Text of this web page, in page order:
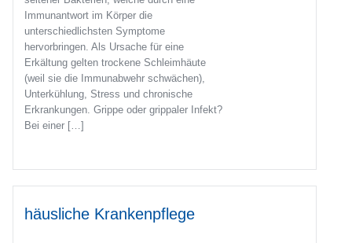
Immunantwort im Körper die
unterschiedlichsten Symptome
hervorbringen. Als Ursache für eine
Erkältung gelten trockene Schleimhäute
(weil sie die Immunabwehr schwächen),
Unterkühlung, Stress und chronische
Erkrankungen. Grippe oder grippaler Infekt?
Bei einer […]
häusliche Krankenpflege